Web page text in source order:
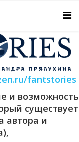
fantstories
и возможность
существует
автора и